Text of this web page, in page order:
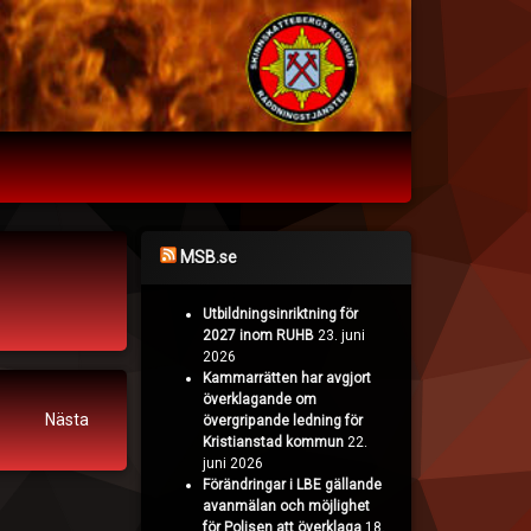
Nästa
MSB.se
Utbildningsinriktning för
2027 inom RUHB 23. juni
2026
Kammarrätten har avgjort
överklagande om
övergripande ledning för
Kristianstad kommun 22.
juni 2026
Förändringar i LBE gällande
avanmälan och möjlighet
för Polisen att överklaga 18.